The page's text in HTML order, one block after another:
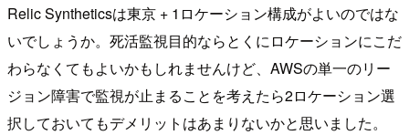
Relic Syntheticsは東京 + 1ロケーション構成がよいのではな
いでしょうか。死活監視目的ならとくにロケーションにこだ
わらなくてもよいかもしれませんけど、AWSの単一のリー
ジョン障害で監視が止まることを考えたら2ロケーション選
択しておいてもデメリットはあまりないかと思いました。